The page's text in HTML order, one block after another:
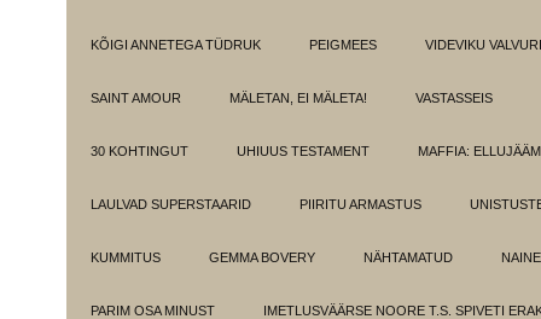
KÕIGI ANNETEGA TÜDRUK PEIGMEES VIDEVIKU
SAINT AMOUR MÄLETAN, EI MÄLETA! VASTASSEIS
30 KOHTINGUT UHIUUS TESTAMENT MAFFIA:
LAULVAD SUPERSTAARID PIIRITU ARMASTUS
KUMMITUS GEMMA BOVERY NÄHTAMATUD
PARIM OSA MINUST IMETLUSVÄÄRSE NOORE T.S. SPIVETI